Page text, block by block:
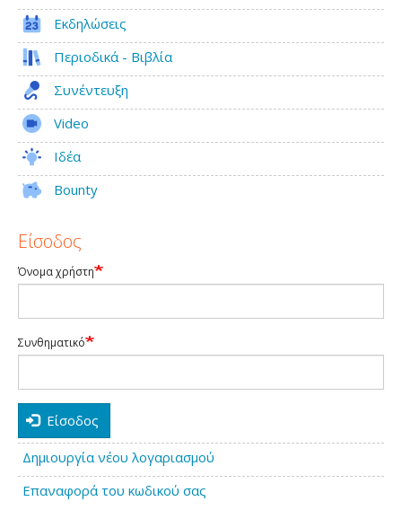
Εκδηλώσεις
Περιοδικά - Βιβλία
Συνέντευξη
Video
Ιδέα
Bounty
Είσοδος
Όνομα χρήστη
Συνθηματικό
Είσοδος
Δημιουργία νέου λογαριασμού
Επαναφορά του κωδικού σας